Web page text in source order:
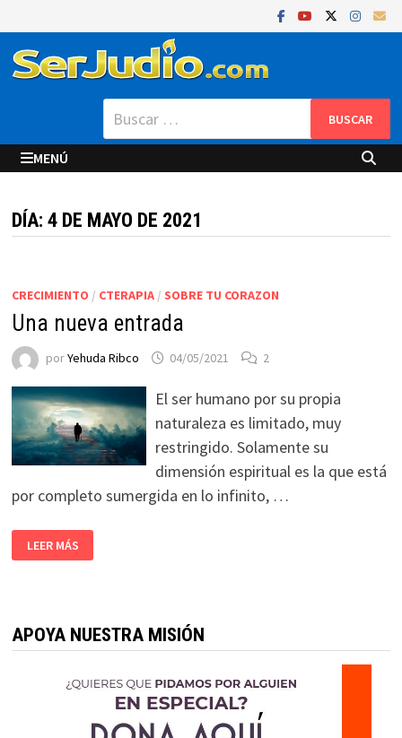
al
contenido
Buscar:
MENÚ
DÍA: 4 DE MAYO DE 2021
CRECIMIENTO / CTERAPIA/ SOBRE TU CORAZON
Una nueva entrada
porYehuda Ribco 04/05/2021 2
El ser humano por su propia
naturaleza es limitado, muy
restringido. Solamente su
dimensión espiritual es la que está
por completo sumergida en lo infinito, …
LEER MÁS
APOYA NUESTRA MISIÓN